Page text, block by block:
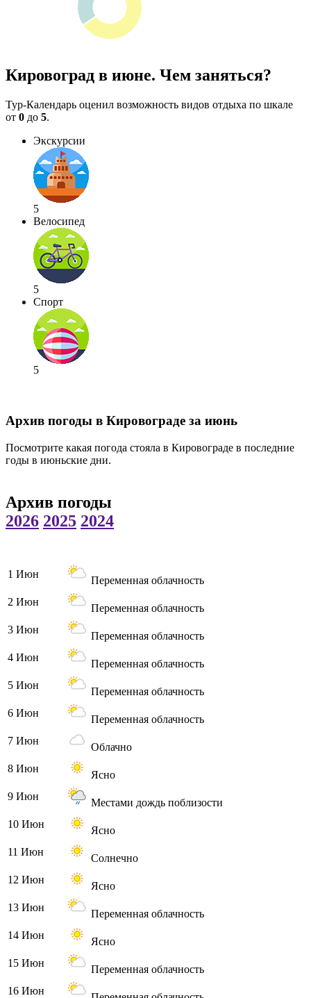
Кировоград в июне. Чем заняться?
Тур-Календарь оценил возможность видов отдыха по шкале
от 0 до 5.
Экскурсии
5
Велосипед
5
Спорт
5
Архив погоды в Кировограде за июнь
Посмотрите какая погода стояла в Кировограде в последние
годы в июньские дни.
Архив погоды
2026 2025 2024
1 Июн
Переменная облачность
2 Июн
Переменная облачность
3 Июн
Переменная облачность
4 Июн
Переменная облачность
5 Июн
Переменная облачность
6 Июн
Переменная облачность
7 Июн
Облачно
8 Июн
Ясно
9 Июн
Местами дождь поблизости
10 Июн
Ясно
11 Июн
Солнечно
12 Июн
Ясно
13 Июн
Переменная облачность
14 Июн
Ясно
15 Июн
Переменная облачность
16 Июн